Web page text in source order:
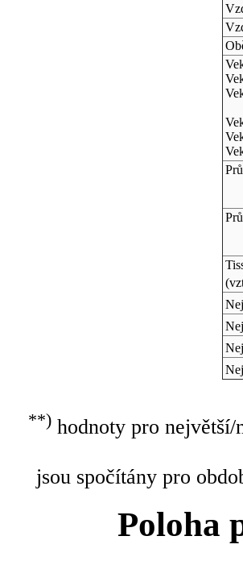
**)hodnoty pro největší/
jsou spočítány pro
Poloha